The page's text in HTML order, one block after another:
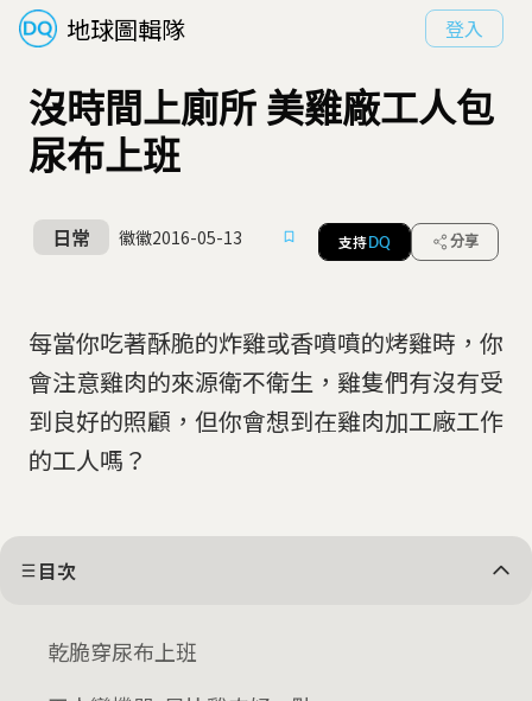
地球圖輯隊 登入
沒時間上廁所 美雞廠工人包
尿布上班
日常 徽徽2016-05-13 支持 DQ 分享
每當你吃著酥脆的炸雞或香噴噴的烤雞時，你
會注意雞肉的來源衛不衛生，雞隻們有沒有受
到良好的照顧，但你會想到在雞肉加工廠工作
的工人嗎？
目次
乾脆穿尿布上班